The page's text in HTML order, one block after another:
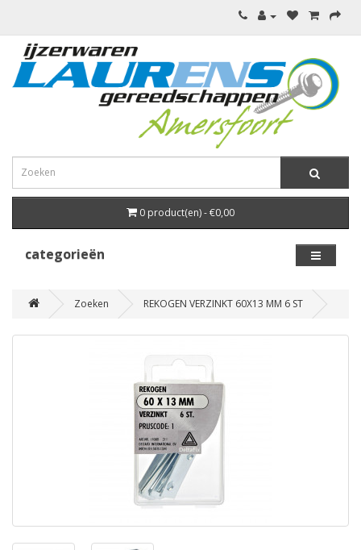
0 product(en) - €0,00
categorieën
Zoeken REKOGEN VERZINKT 60X13 MM 6 ST